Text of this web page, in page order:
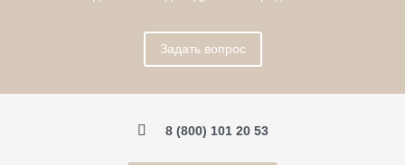
Задать вопрос
8 (800) 101 20 53